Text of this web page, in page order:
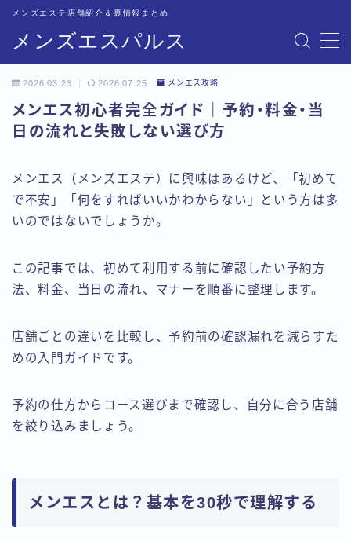
メンズエスパルス
メンズエステ店舗紹介＆裏情報まとめ
記事一覧
恵比寿比較
新宿比較
2026.03.23 2026.07.25 メンエス攻略
メンエス初心者完全ガイド｜予約・料金・当
日の流れと失敗しない選び方
メンエス（メンズエステ）に興味はあるけど、「初めて
で不安」「何をすればいいかわからない」という方は多
いのではないでしょうか。
この記事では、初めて利用する前に確認したい予約方
法、料金、当日の流れ、マナーを順番に整理します。
店舗ごとの違いを比較し、予約前の確認漏れを減らすた
めの入門ガイドです。
予約の仕方からコース選びまで確認し、自分に合う店舗
を絞り込みましょう。
メンエスとは？基本を30秒で理解する